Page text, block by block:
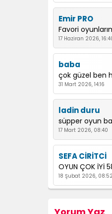
Emir PRO
Favori
17 Haziran 2026,
baba
çok güzel ben
31 Mart 2026, 14:16
ladin duru
süpper oyun
17 Mart 2026, 08:40
SEFA CİRİTCİ
OYUN ÇOK İYİ
18 Şubat 2026, 08:52